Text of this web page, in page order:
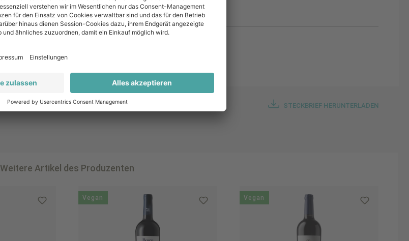
Ja
STECKBRIEF HERUNTERLADEN
Weitere Artikel des Produzenten
Vegan Vegan